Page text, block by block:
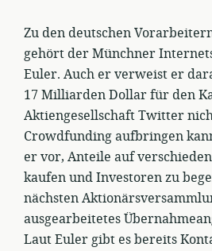
Zu den deutschen
gehört der Münchner
Euler. Auch er verweist er
17 Milliarden Dollar für den
Aktiengesellschaft Twitter
Crowdfunding aufbringen
er vor, Anteile auf
kaufen und Investoren zu
nächsten
ausgearbeitetes
Laut Euler gibt es bereits